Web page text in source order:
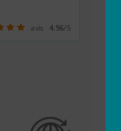
avis 4.96/5